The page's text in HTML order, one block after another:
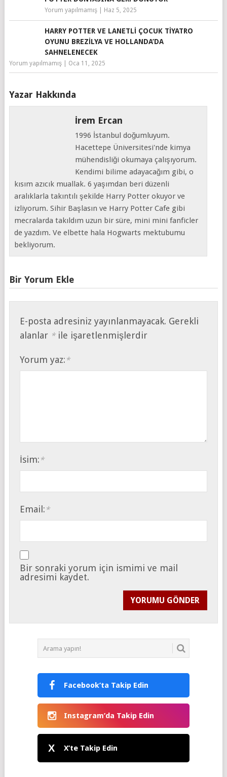
Yorum yapılmamış| Haz 5, 2025
HARRY POTTER VE LANETLI ÇOCUK TIYATRO
OYUNU BREZILYA VE HOLLANDA’DA
SAHNELENECEK
Yorum yapılmamış| Oca 11, 2025
Yazar Hakkında
İrem Ercan
1996 İstanbul doğumluyum.
Hacettepe Üniversitesi'nde kimya
mühendisliği okumaya çalışıyorum.
Kendimi bilime adayacağım gibi, o
kısım azıcık muallak. 6 yaşımdan beri düzenli
aralıklarla takıntılı şekilde Harry Potter okuyor ve
izliyorum. Sihir Başlasın ve Harry Potter Cafe gibi
mecralarda takıldım uzun bir süre, mini mini fanficler
de yazdım. Ve elbette hala Hogwarts mektubumu
bekliyorum.
Bir Yorum Ekle
E-posta adresiniz yayınlanmayacak. Gerekli
alanlar *ile işaretlenmişlerdir
Yorum yaz: *
İsim: *
Email: *
Bir sonraki yorum için ismimi ve mail
adresimi kaydet.
Facebook’ta Takip Edin
Instagram’da Takip Edin
X X’te Takip Edin